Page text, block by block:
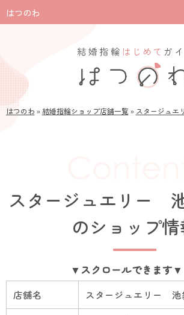
はつのわ
はつのわ »結婚指輪ショップ店舗一覧» スタージュエ
スタージュエリー
のショップ
店舗名 スタージュエリー 池